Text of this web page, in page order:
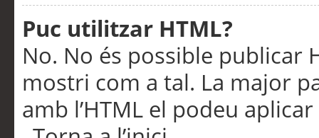
Puc utilitzar HTML?
No. No és possible publicar
mostri com a tal. La major
amb l’HTML el podeu